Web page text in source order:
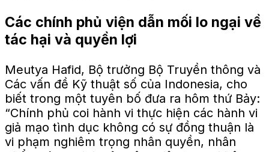
Các chính phủ viện dẫn mối lo ngại về
tác hại và quyền lợi
Meutya Hafid, Bộ trưởng Bộ Truyền thông và
Các vấn đề Kỹ thuật số của Indonesia, cho
biết trong một tuyên bố đưa ra hôm thứ Bảy:
“Chính phủ coi hành vi thực hiện các hành vi
giả mạo tình dục không có sự đồng thuận là
vi phạm nghiêm trọng nhân quyền, nhân